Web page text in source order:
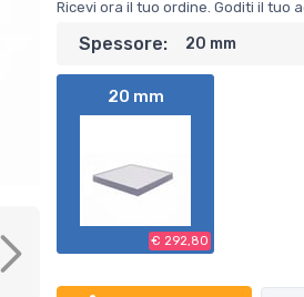
Next
Ricevi ora il tuo ordine. Goditi il tuo
Spessore: 20 mm
20 mm
€ 292,80